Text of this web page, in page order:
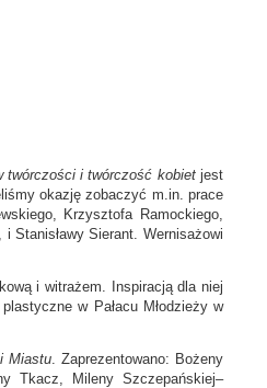
twórczości i twórczość kobietjest
okazję zobaczyć m.in. prace
Krzysztofa Ramockiego,
Stanisławy Sierant. Wernisażowi
i witrażem. Inspiracją dla niej
w Pałacu Młodzieży w
Miastu. Zaprezentowano: Bożeny
Tkacz, Mileny Szczepańskiej–